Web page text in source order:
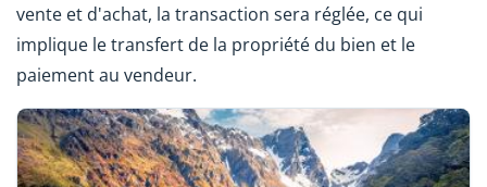
vente et d'achat, la transaction sera réglée, ce qui
implique le transfert de la propriété du bien et le
paiement au vendeur.